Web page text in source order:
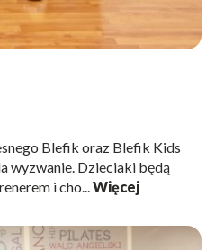
Blefik oraz Blefik Kids
wyzwanie. Dzieciaki będą
i cho...Więcej